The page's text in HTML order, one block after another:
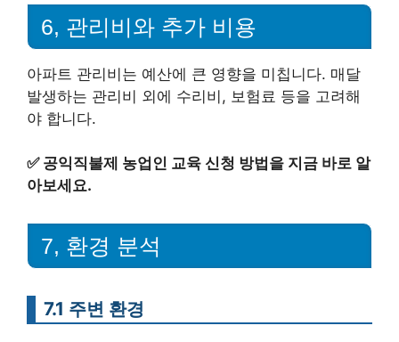
6, 관리비와 추가 비용
아파트 관리비는 예산에 큰 영향을 미칩니다. 매달
발생하는 관리비 외에 수리비, 보험료 등을 고려해
야 합니다.
✅ 공익직불제 농업인 교육 신청 방법을 지금 바로 알
아보세요.
7, 환경 분석
7.1 주변 환경